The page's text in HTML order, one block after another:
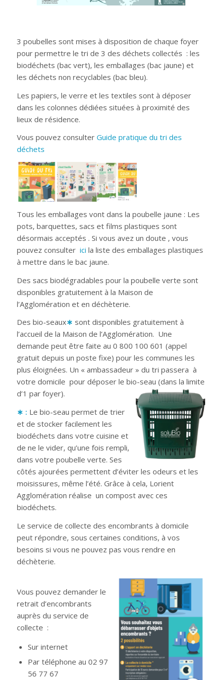
3 poubelles sont mises à disposition de chaque foyer
pour permettre le tri de 3 des déchets collectés : les
biodéchets (bac vert), les emballages (bac jaune) et
les déchets non recyclables (bac bleu).
Les papiers, le verre et les textiles sont à déposer
dans les colonnes dédiées situées à proximité des
lieux de résidence.
Vous pouvez consulter Guide pratique du tri des
déchets
Tous les emballages vont dans la poubelle jaune : Les
pots, barquettes, sacs et films plastiques sont
désormais acceptés . Si vous avez un doute , vous
pouvez consulter ici la liste des emballages plastiques
à mettre dans le bac jaune.
Des sacs biodégradables pour la poubelle verte sont
disponibles gratuitement à la Maison de
l’Agglomération et en déchèterie.
Des bio-seaux∗ sont disponibles gratuitement à
l’accueil de la Maison de l’Agglomération. Une
demande peut être faite au 0 800 100 601 (appel
gratuit depuis un poste fixe) pour les communes les
plus éloignées. Un « ambassadeur » du tri passera à
votre domicile pour déposer le bio-seau (dans la limite
d’1 par foyer).
∗ : Le bio-seau permet de trier
et de stocker facilement les
biodéchets dans votre cuisine et
de ne le vider, qu’une fois rempli,
dans votre poubelle verte. Ses
côtés ajourées permettent d’éviter les odeurs et les
moisissures, même l’été. Grâce à cela, Lorient
Agglomération réalise un compost avec ces
biodéchets.
Le service de collecte des encombrants à domicile
peut répondre, sous certaines conditions, à vos
besoins si vous ne pouvez pas vous rendre en
déchèterie.
Vous pouvez demander le
retrait d’encombrants
auprès du service de
collecte :
Sur internet
Par téléphone au 02 97
56 77 67